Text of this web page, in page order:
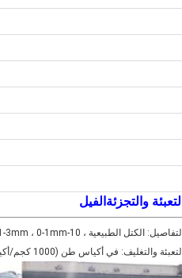
التعبئة والتجزئة الفيل
التفاصيل: الكتل الطبيعية ، 10-100mm ، 10-60mm ، 3-10mm ، 1-3mm ، 0-1mm ، أو مخصصة وفقًا لمتطلبات العملاء.
التعبئة والتغليف: في أكياس طن (1000 كجم/أكياس) أو حسب متطلبات العميل.